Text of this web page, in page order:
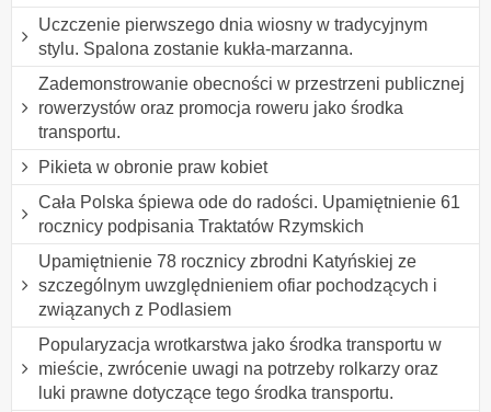
Uczczenie pierwszego dnia wiosny w tradycyjnym
stylu. Spalona zostanie kukła-marzanna.
Zademonstrowanie obecności w przestrzeni publicznej
rowerzystów oraz promocja roweru jako środka
transportu.
Pikieta w obronie praw kobiet
Cała Polska śpiewa ode do radości. Upamiętnienie 61
rocznicy podpisania Traktatów Rzymskich
Upamiętnienie 78 rocznicy zbrodni Katyńskiej ze
szczególnym uwzględnieniem ofiar pochodzących i
związanych z Podlasiem
Popularyzacja wrotkarstwa jako środka transportu w
mieście, zwrócenie uwagi na potrzeby rolkarzy oraz
luki prawne dotyczące tego środka transportu.